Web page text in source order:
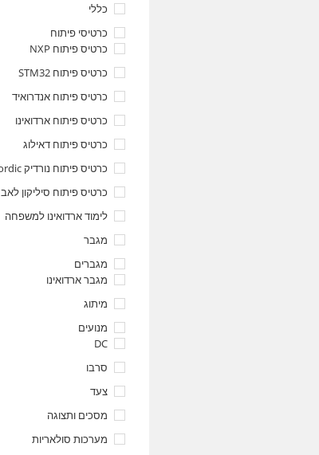
כללי
כרטיסי פיתוח
כרטיס פיתוח NXP
כרטיס פיתוח STM32
כרטיס פיתוח אנדרואיד
כרטיס פיתוח ארדואינו
כרטיס פיתוח דאילוג
כרטיס פיתוח נורדיק Nordic
כרטיס פיתוח סיליקון לאב
לימוד ארדואינו למשפחה
מגבר
מגברים
מגבר ארדואינו
מיתוג
מנועים
DC
סרבו
צעד
מסכים ותצוגה
מערכות סולאריות